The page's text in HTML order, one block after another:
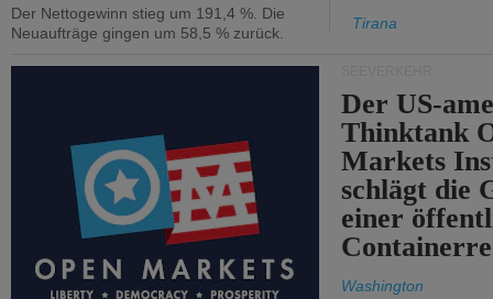
Der Nettogewinn stieg um 191,4 %. Die
Neuaufträge gingen um 58,5 % zurück.
Tirana
Der US-
Thinktank
Markets
schlägt die
einer
Washington